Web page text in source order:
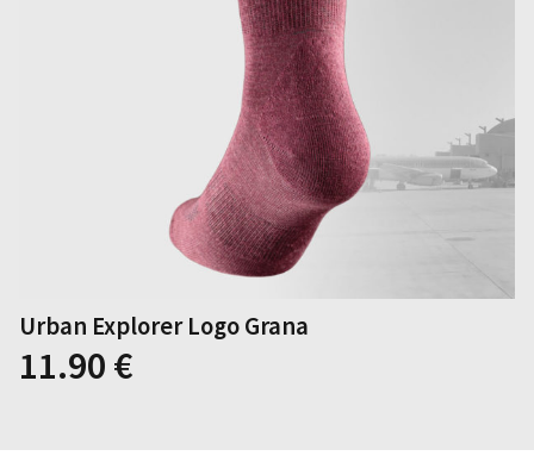
Urban Explorer Logo Grana
11.90 €